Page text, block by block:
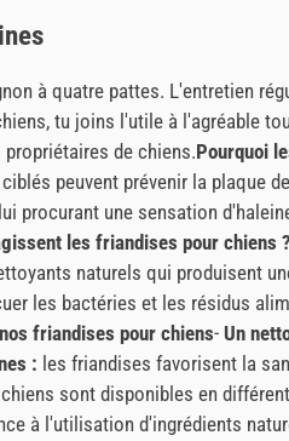
à quatre pattes. L'entretien
tu joins l'utile à l'agréable
de chiens.Pourquoi
peuvent prévenir la plaque
une sensation
les friandises pour chiens ?
naturels qui produisent
les bactéries et les résidus
friandises pour chiens- Un
: les friandises favorisent la
sont disponibles en
à l'utilisation d'ingrédients